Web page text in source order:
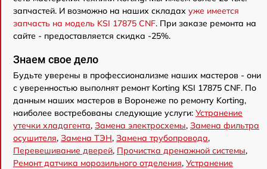
запчастей. И возможно на наших складах уже имеется
запчасть на модель KSI 17875 CNF. При заказе ремонта на
сайте - предоставляется скидка -25%.
Знаем свое дело
Будьте уверены в профессионализме наших мастеров - они
с уверенностью выполнят ремонт Korting KSI 17875 CNF. По
данным наших мастеров в Воронеже по ремонту Korting,
наиболее востребованы следующие услуги: Устранение
утечки хладагента, Замена электросхемы, Замена фильтра
осушителя, Замена ТЭН, Замена трубопровода,
Перевешивание дверей, Прочистка дренажной системы,
Ремонт датчика морозильного отделения, Устранение